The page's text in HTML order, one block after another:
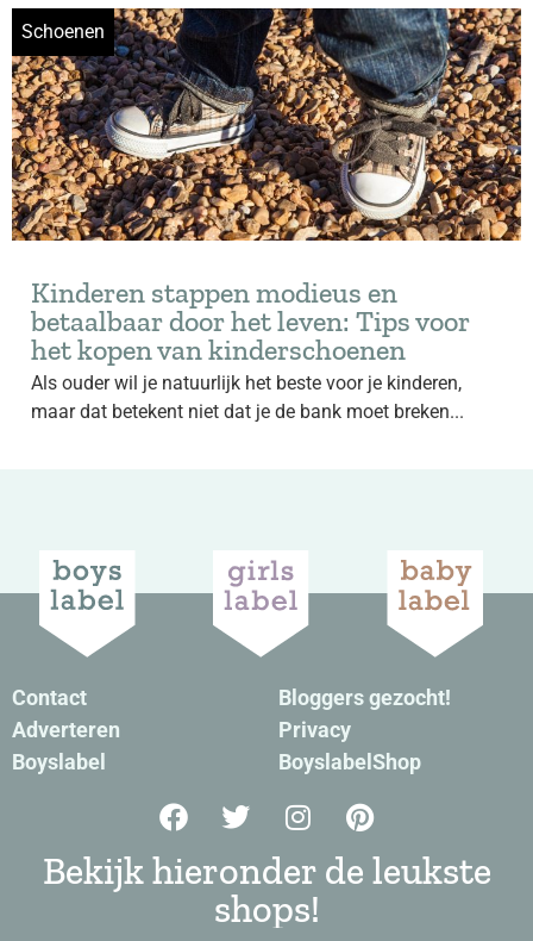
Schoenen
Kinderen stappen modieus en
betaalbaar door het leven: Tips voor
het kopen van kinderschoenen
Als ouder wil je natuurlijk het beste voor je kinderen,
maar dat betekent niet dat je de bank moet breken...
Contact
Adverteren
Boyslabel
Bloggers gezocht!
Privacy
BoyslabelShop
Bekijk hieronder de leukste
shops!